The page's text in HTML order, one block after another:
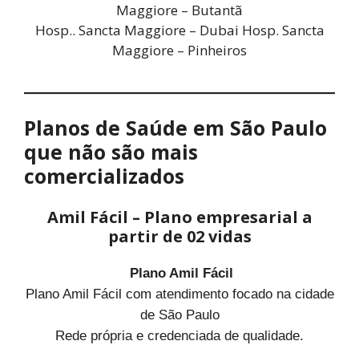
Maggiore – Butantã
Hosp.. Sancta Maggiore – Dubai Hosp. Sancta
Maggiore – Pinheiros
Planos de Saúde em São Paulo
que não são mais
comercializados
Amil Fácil – Plano empresarial a
partir de 02 vidas
Plano Amil Fácil
Plano Amil Fácil com atendimento focado na cidade
de São Paulo
Rede própria e credenciada de qualidade.